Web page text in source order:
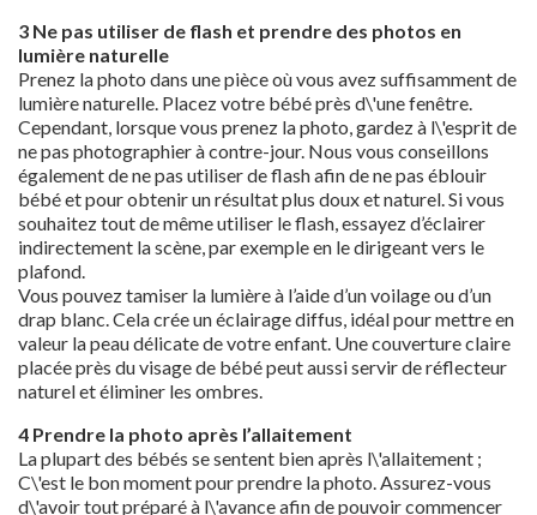
3 Ne pas utiliser de flash et prendre des photos en
lumière naturelle
Prenez la photo dans une pièce où vous avez suffisamment de
lumière naturelle. Placez votre bébé près d\'une fenêtre.
Cependant, lorsque vous prenez la photo, gardez à l\'esprit de
ne pas photographier à contre-jour. Nous vous conseillons
également de ne pas utiliser de flash afin de ne pas éblouir
bébé et pour obtenir un résultat plus doux et naturel. Si vous
souhaitez tout de même utiliser le flash, essayez d’éclairer
indirectement la scène, par exemple en le dirigeant vers le
plafond.
Vous pouvez tamiser la lumière à l’aide d’un voilage ou d’un
drap blanc. Cela crée un éclairage diffus, idéal pour mettre en
valeur la peau délicate de votre enfant. Une couverture claire
placée près du visage de bébé peut aussi servir de réflecteur
naturel et éliminer les ombres.
4 Prendre la photo après l’allaitement
La plupart des bébés se sentent bien après l\'allaitement ;
C\'est le bon moment pour prendre la photo. Assurez-vous
d\'avoir tout préparé à l\'avance afin de pouvoir commencer